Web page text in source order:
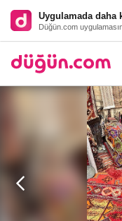
Uygulamada daha
Düğün.com